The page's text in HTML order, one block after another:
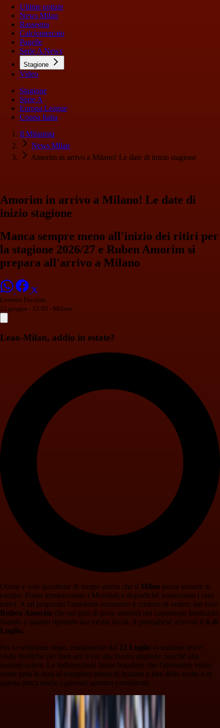
Ultime notizie
News Milan
Rassegna
Calciomercato
Pagelle
Serie A News
Stagione
Video
Stagione
Serie A
Europa League
Coppa Italia
Il Milanista
News Milan
Amorim in arrivo a Milano! Le date di inizio stagione
Amorim in arrivo a Milano! Le date di
inizio stagione
Manca sempre meno all'inizio dei ritiri per
la stagione 2026/27 e Ruben Amorim si
prepara all'arrivo a Milano
Lorenzo Focolari
23 giugno - 12:05 - Milano
Leao-Milan, addio in estate?
Ormai è solo questione di tempo prima che il Milan possa tornare in
campo. Prima termineranno i Mondiali e dopodiché inizieranno i ritiri
estivi. A tal proposito l'ambiente rossonero è curioso di vedere dal vivo
Ruben Amorim che nel giro di poco arriverà nel capoluogo lombardo.
Stando a quanto riportato dai media locali, il portoghese arriverà il 6 di
Luglio.
Per la settimana dopo, esattamente dal 12 Luglio vi saranno test e
visite mediche per dare poi il via alla nuova stagione nonché alla
tourneé estiva. Le indiscrezioni fanno trapelare che l'allenatore vuole
avere tutta la rosa al completo prima di iniziare a fare delle scelte e in
questa ottica anche i giovani saranno considerati.